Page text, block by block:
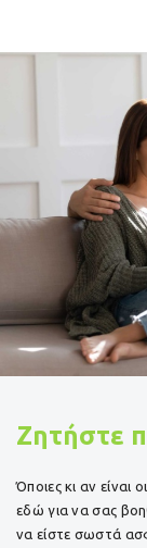
Ζητήστε
Όποιες κι αν είναι
εδώ για να σας
να είστε σωστά